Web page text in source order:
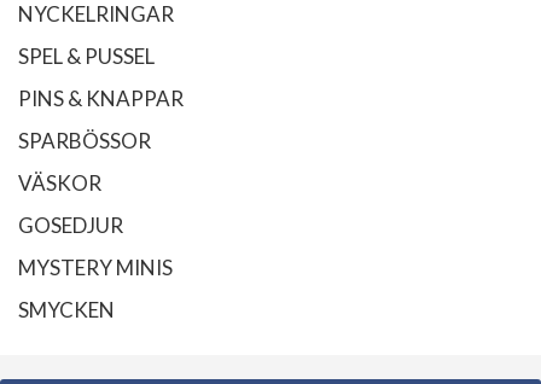
NYCKELRINGAR
SPEL & PUSSEL
PINS & KNAPPAR
SPARBÖSSOR
VÄSKOR
GOSEDJUR
MYSTERY MINIS
SMYCKEN